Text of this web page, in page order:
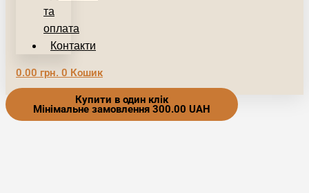
та
оплата
Контакти
0.00 грн. 0 Кошик
Купити в один клік
Мінімальне замовлення 300.00 UAH